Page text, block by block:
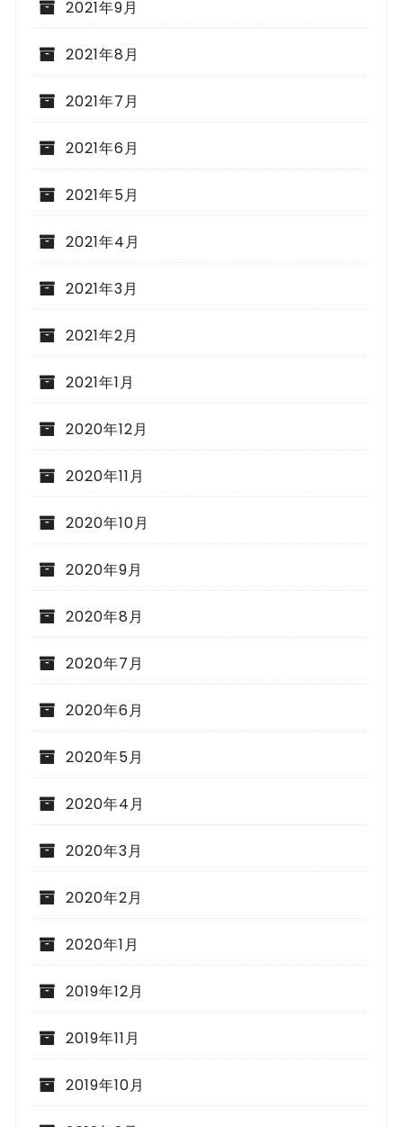
2021年9月
2021年8月
2021年7月
2021年6月
2021年5月
2021年4月
2021年3月
2021年2月
2021年1月
2020年12月
2020年11月
2020年10月
2020年9月
2020年8月
2020年7月
2020年6月
2020年5月
2020年4月
2020年3月
2020年2月
2020年1月
2019年12月
2019年11月
2019年10月